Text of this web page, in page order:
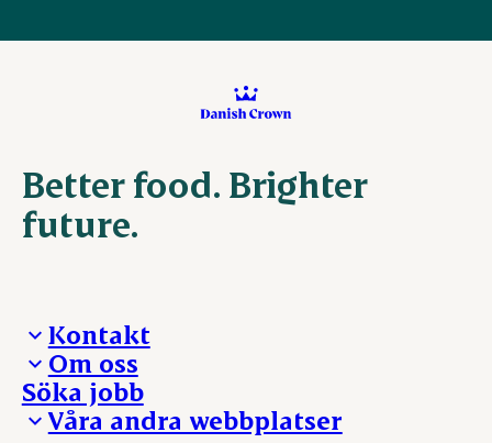
Better food. Brighter
future.
Kontakt
Presskontakt – För dig som är journalist
Reklamation
Visselblåsning
Om oss
Vi tar ledningen
Våra ställen
Söka jobb
Våra andra webbplatser